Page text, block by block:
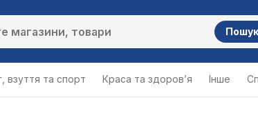
Пошук
взуття та спорт Краса та здоров’я Інше